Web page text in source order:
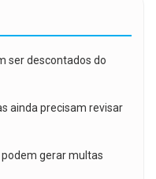
ser descontados do
ainda precisam revisar
podem gerar multas